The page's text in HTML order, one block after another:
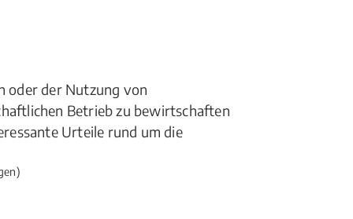
oder der Nutzung von
Betrieb zu bewirtschaften
Urteile rund um die